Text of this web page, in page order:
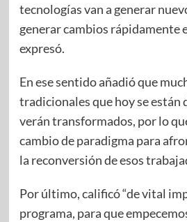
tecnologías van a generar
generar cambios rápidamente
expresó.
En ese sentido añadió que
tradicionales que hoy se están
verán transformados, por lo
cambio de paradigma para
la reconversión de esos
Por último, calificó “de vital
programa, para que